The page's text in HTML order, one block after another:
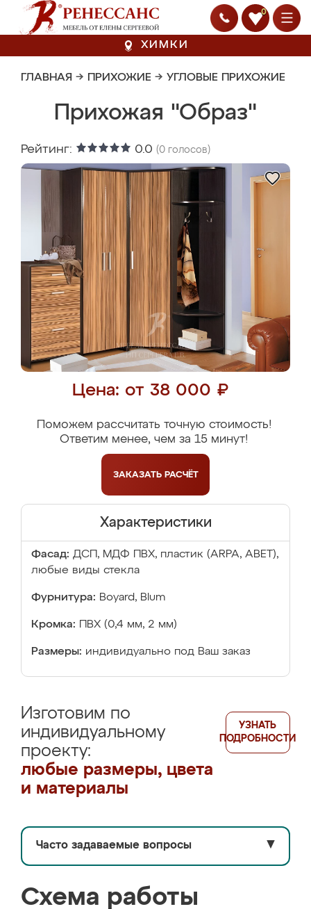
0
ХИМКИ
ГЛАВНАЯ → ПРИХОЖИЕ → УГЛОВЫЕ ПРИХОЖИЕ
Прихожая "Образ"
Рейтинг: 0.0 (0 голосов)
Цена: от 38 000 ₽
Поможем рассчитать точную стоимость!
Ответим менее, чем за 15 минут!
ЗАКАЗАТЬ РАСЧЁТ
Характеристики
Фасад: ДСП, МДФ ПВХ, пластик (ARPA, ABET),
любые виды стекла
Фурнитура: Boyard, Blum
Кромка: ПВХ (0,4 мм, 2 мм)
Размеры: индивидуально под Ваш заказ
Изготовим по
индивидуальному
проекту:
любые размеры, цвета
и материалы
УЗНАТЬ
ПОДРОБНОСТИ
Часто задаваемые вопросы ▼
Схема работы